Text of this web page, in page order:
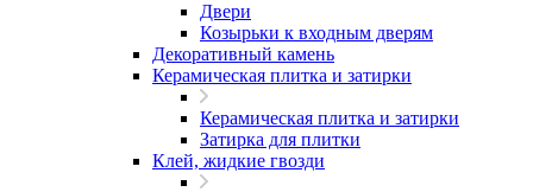
Двери
Козырьки к входным дверям
Декоративный камень
Керамическая плитка и затирки
Керамическая плитка и затирки
Затирка для плитки
Клей, жидкие гвозди